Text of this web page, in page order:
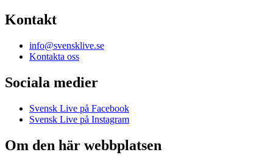
Kontakt
info@svensklive.se
Kontakta oss
Sociala medier
Svensk Live på Facebook
Svensk Live på Instagram
Om den här webbplatsen